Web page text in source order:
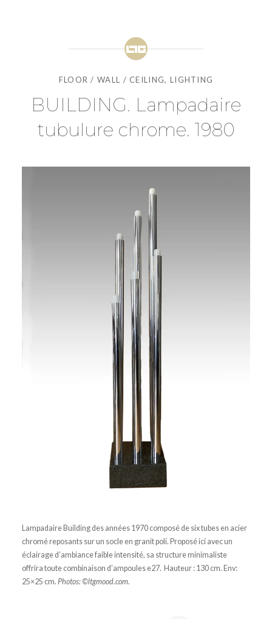
FLOOR / WALL / CEILING, LIGHTING
BUILDING. Lampadaire
tubulure chrome. 1980
Lampadaire Building des années 1970 composé de six tubes en acier
chromé reposants sur un socle en granit poli. Proposé ici avec un
éclairage d’ambiance faible intensité, sa structure minimaliste
offrira toute combinaison d’ampoules e27. Hauteur : 130 cm. Env:
25×25 cm. Photos: ©ltgmood.com.